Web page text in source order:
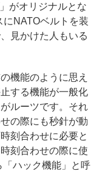
がオリジナルとな
にNATOベルトを装
見かけた人もいる
機能のように思え
する機能が一般化
ルーツです。それ
の際にも秒針が動
刻合わせに必要と
刻合わせの際に使
ハック機能」と呼